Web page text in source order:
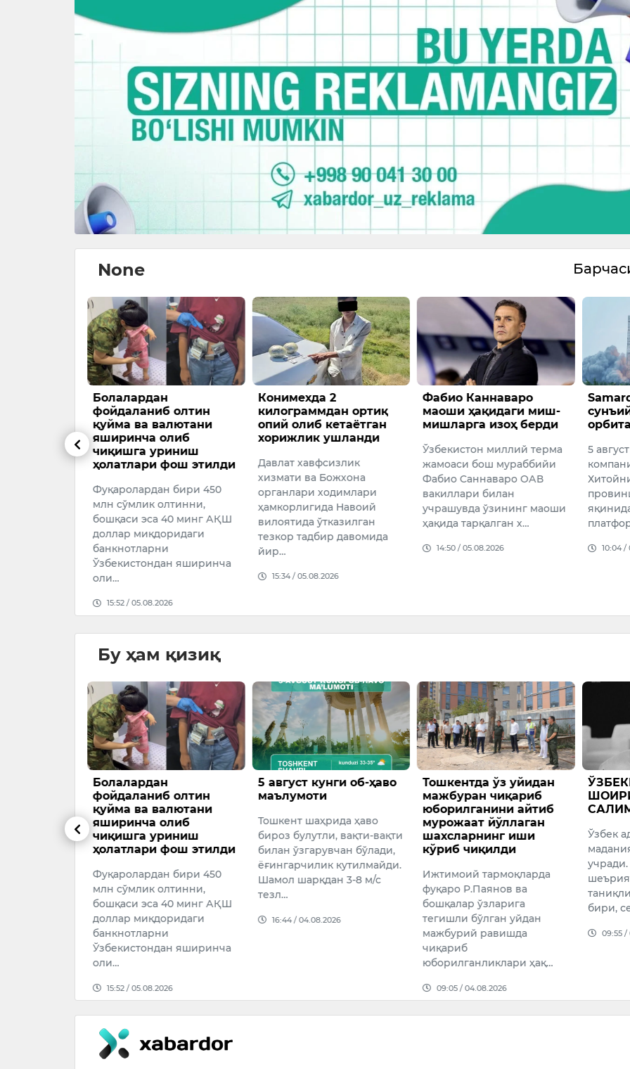
None
Болалардан
фойдаланиб олтин
қуйма ва валютани
яширинча олиб
чиқишга уриниш
ҳолатлари фош этилди
Фуқаролардан бири 450
млн сўмлик олтинни,
бошқаси эса 40 минг АҚШ
доллар миқдоридаги
банкнотларни
Ўзбекистондан яширинча
оли…
15:52 / 05.08.2026
Конимехда 2
килограммдан ортиқ
опий олиб кетаётган
хорижлик ушланди
Давлат хавфсизлик
хизмати ва Божхона
органлари ходимлари
ҳамкорлигида Навоий
вилоятида ўтказилган
тезкор тадбир давомида
йир…
15:34 / 05.08.2026
Фабио Каннаваро
маоши ҳақидаги миш-
мишларга изоҳ берди
Ўзбекистон миллий терма
жамоаси бош мураббийи
Фабио Cаннаваро ОАВ
вакиллари билан
учрашувда ўзининг маоши
ҳақида тарқалган х…
14:50 / 05.08.2026
5
10:04 /
Бу ҳам қизиқ
Болалардан
фойдаланиб олтин
қуйма ва валютани
яширинча олиб
чиқишга уриниш
ҳолатлари фош этилди
Фуқаролардан бири 450
млн сўмлик олтинни,
бошқаси эса 40 минг АҚШ
доллар миқдоридаги
банкнотларни
Ўзбекистондан яширинча
оли…
15:52 / 05.08.2026
5 август кунги об-ҳаво
маълумоти
Тошкент шаҳрида ҳаво
бироз булутли, вақти-вақти
билан ўзгарувчан бўлади,
ёғингарчилик кутилмайди.
Шамол шарқдан 3-8 м/с
тезл…
16:44 / 04.08.2026
Тошкентда ўз уйидан
мажбуран чиқариб
юборилганини айтиб
мурожаат йўллаган
шахсларнинг иши
кўриб чиқилди
Ижтимоий тармоқларда
фуқаро Р.Паянов ва
бошқалар ўзларига
тегишли бўлган уйдан
мажбурий равишда
чиқариб
юборилганликлари ҳақ…
09:05 / 04.08.2026
Ўзбек
учради.
бири,
09:55 /